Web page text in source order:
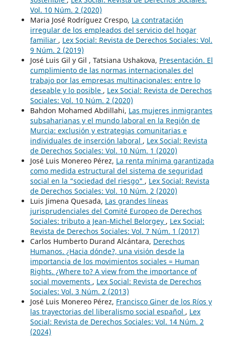
Vol. 10 Núm. 2 (2020)
Maria José Rodríguez Crespo, La contratación
irregular de los empleados del servicio del hogar
familiar , Lex Social: Revista de Derechos Sociales: Vol.
9 Núm. 2 (2019)
José Luis Gil y Gil , Tatsiana Ushakova, Presentación. El
cumplimiento de las normas internacionales del
trabajo por las empresas multinacionales: entre lo
deseable y lo posible , Lex Social: Revista de Derechos
Sociales: Vol. 10 Núm. 2 (2020)
Bahdon Mohamed Abdillahi, Las mujeres inmigrantes
subsaharianas y el mundo laboral en la Regi´ón de
Murcia: exclusión y estrategias comunitarias e
individuales de inserción laboral , Lex Social: Revista
de Derechos Sociales: Vol. 10 Núm. 1 (2020)
José Luis Monereo Pérez, La renta mínima garantizada
como medida estructural del sistema de seguridad
social en la “sociedad del riesgo" , Lex Social: Revista
de Derechos Sociales: Vol. 10 Núm. 2 (2020)
Luis Jimena Quesada, Las grandes líneas
jurisprudenciales del Comité Europeo de Derechos
Sociales: tributo a Jean-Michel Belorgey , Lex Social:
Revista de Derechos Sociales: Vol. 7 Núm. 1 (2017)
Carlos Humberto Durand Alcántara, Derechos
Humanos. ¿Hacia dónde?, una visión desde la
importancia de los movimientos sociales = Human
Rights. ¿Where to? A view from the importance of
social movements , Lex Social: Revista de Derechos
Sociales: Vol. 3 Núm. 2 (2013)
José Luis Monereo Pérez, Francisco Giner de los Ríos y
las trayectorias del liberalismo social español , Lex
Social: Revista de Derechos Sociales: Vol. 14 Núm. 2
(2024)